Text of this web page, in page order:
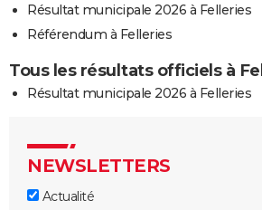
Résultat municipale 2026 à Felleries
Référendum à Felleries
Tous les résultats officiels à
Résultat municipale 2026 à Felleries
NEWSLETTERS
Actualité